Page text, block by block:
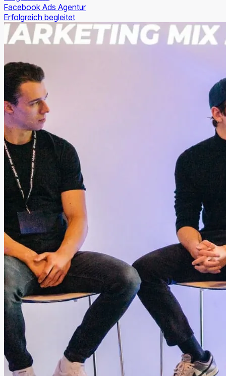
Facebook Ads Agentur
Erfolgreich begleitet